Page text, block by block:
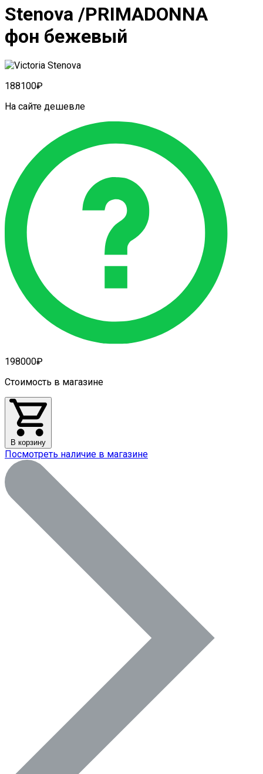
Stenova /PRIMADONNA
фон бежевый
188100₽
На сайте дешевле
198000₽
Стоимость в магазине
В корзину
Посмотреть наличие в магазине